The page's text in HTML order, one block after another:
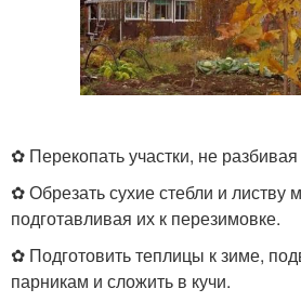
✿ Перекопать участки, не
✿ Обрезать сухие стебли и листву
подготавливая их к перезимовке.
✿ Подготовить теплицы к зиме,
парникам и сложить в кучи.